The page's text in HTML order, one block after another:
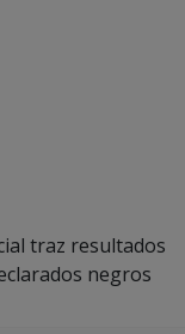
traz resultados
negros